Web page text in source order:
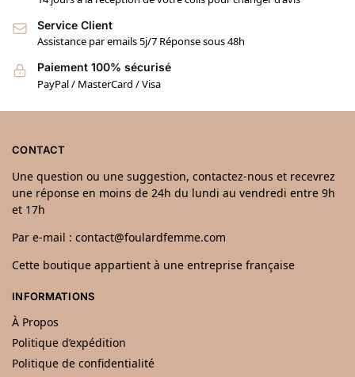
Service Client
Assistance par emails 5j/7 Réponse sous 48h
Paiement 100% sécurisé
PayPal / MasterCard / Visa
CONTACT
Une question ou une suggestion, contactez-nous et recevrez
une réponse en moins de 24h du lundi au vendredi entre 9h
et 17h
Par e-mail : contact@foulardfemme.com
Cette boutique appartient à une entreprise française
INFORMATIONS
À Propos
Politique d’expédition
Politique de confidentialité